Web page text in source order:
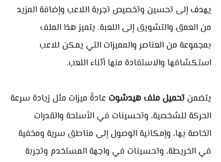
يهدف إلى تحسين وتخصيص تجربة اللاعب وإضافة المزيد
من العمق والتشويق إلى اللعبة. يتميز هذا الملف
بمجموعة من العناصر والمميزات التي يمكن للاعب
استكشافها والاستفادة منها أثناء اللعب.
يتضمن تحميل ملف هيدشوت عادةً ميزات مثل زيادة سرعة
الحركة للشخصية، وتحسينات في الأسلحة والقدرات
الخاصة بها، وإمكانية الوصول إلى مناطق سرية ومخفية
في الخريطة، وتحسينات في واجهة المستخدم وتجربة